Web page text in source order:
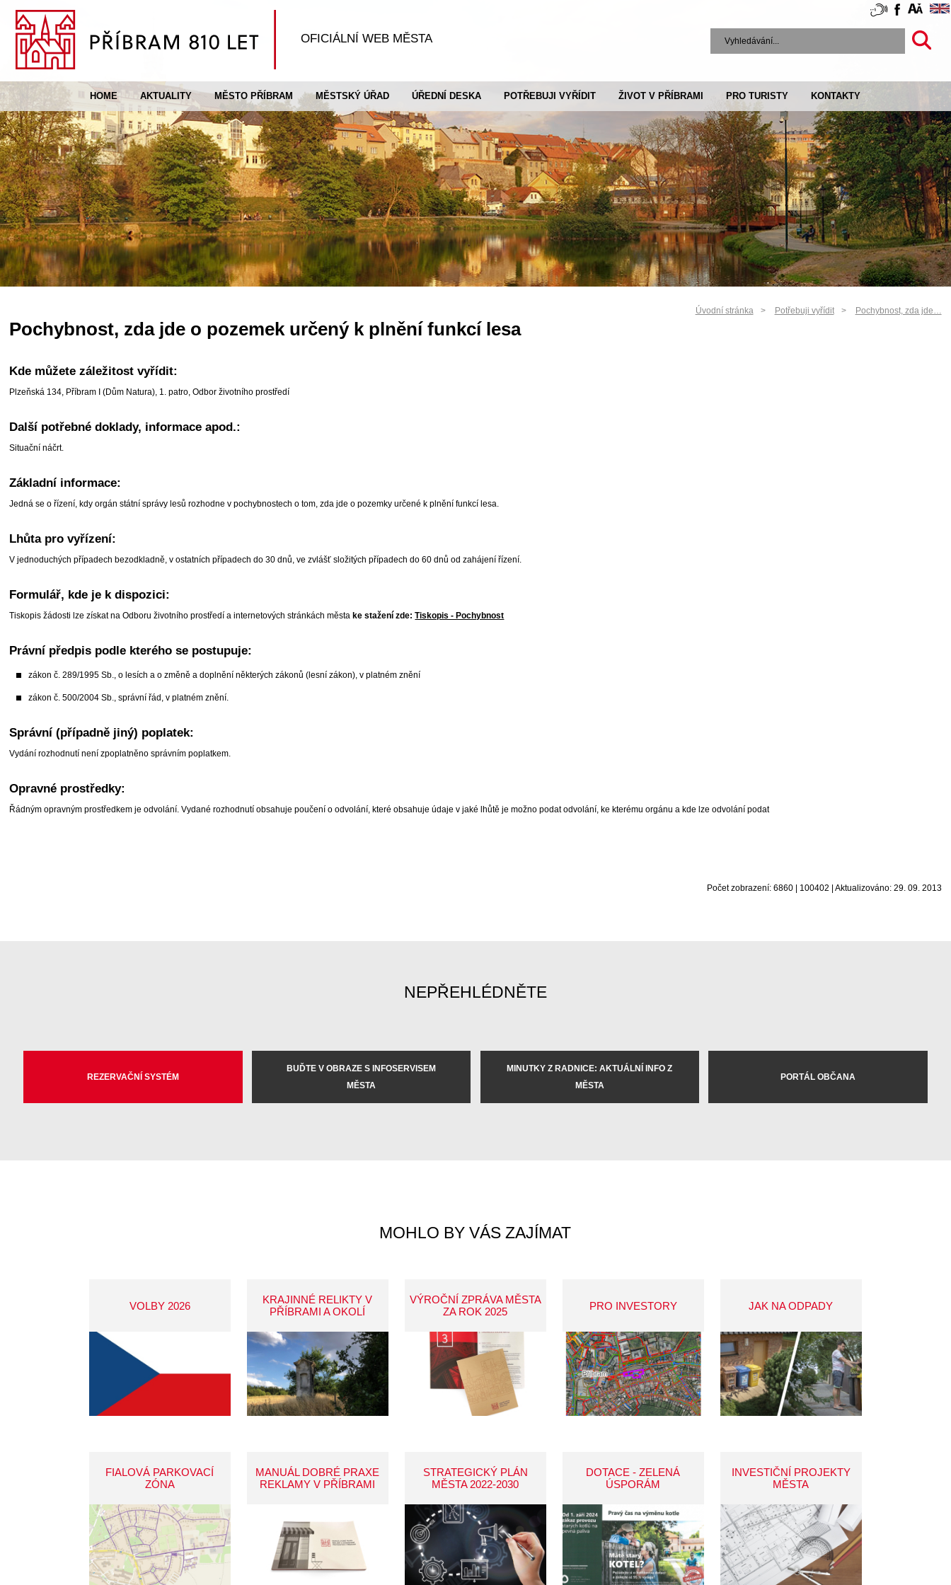
OFICIÁLNÍ WEB MĚSTA
HOME AKTUALITY MĚSTO PŘÍBRAM MĚSTSKÝ ÚŘAD ÚŘEDNÍ DESKA POTŘEBUJI VYŘÍDIT ŽIVOT V PŘÍBRAMI PRO TURISTY KONTAKTY
Úvodní stránka Potřebuji vyřídit Pochybnost, zda jde…
Pochybnost, zda jde o pozemek určený k plnění funkcí lesa
Kde můžete záležitost vyřídit:
Plzeňská 134, Příbram I (Dům Natura), 1. patro, Odbor životního prostředí
Další potřebné doklady, informace apod.:
Situační náčrt.
Základní informace:
Jedná se o řízení, kdy orgán státní správy lesů rozhodne v pochybnostech o tom, zda jde o pozemky určené k plnění funkcí lesa.
Lhůta pro vyřízení:
V jednoduchých případech bezodkladně, v ostatních případech do 30 dnů, ve zvlášť složitých případech do 60 dnů od zahájení řízení.
Formulář, kde je k dispozici:
Tiskopis žádosti lze získat na Odboru životního prostředí a internetových stránkách města ke stažení zde:Tiskopis - Pochybnost
Právní předpis podle kterého se postupuje:
zákon č. 289/1995 Sb., o lesích a o změně a doplnění některých zákonů (lesní zákon), v platném znění
zákon č. 500/2004 Sb., správní řád, v platném znění.
Správní (případně jiný) poplatek:
Vydání rozhodnutí není zpoplatněno správním poplatkem.
Opravné prostředky:
Řádným opravným prostředkem je odvolání. Vydané rozhodnutí obsahuje poučení o odvolání, které obsahuje údaje v jaké lhůtě je možno podat odvolání, ke kterému orgánu a kde lze odvolání podat
Počet zobrazení: 6860 | 100402 | Aktualizováno: 29. 09. 2013
NEPŘEHLÉDNĚTE
REZERVAČNÍ SYSTÉM
BUĎTE V OBRAZE S INFOSERVISEM
MĚSTA
MINUTKY Z RADNICE: AKTUÁLNÍ INFO Z
MĚSTA
PORTÁL OBČANA
MOHLO BY VÁS ZAJÍMAT
VOLBY 2026
KRAJINNÉ RELIKTY V
PŘÍBRAMI A OKOLÍ
VÝROČNÍ ZPRÁVA MĚSTA
ZA ROK 2025
PRO INVESTORY JAK NA ODPADY
FIALOVÁ PARKOVACÍ
ZÓNA
MANUÁL DOBRÉ PRAXE
REKLAMY V PŘÍBRAMI
STRATEGICKÝ PLÁN
MĚSTA 2022-2030
DOTACE - ZELENÁ
ÚSPORÁM
INVESTIČNÍ PROJEKTY
MĚSTA